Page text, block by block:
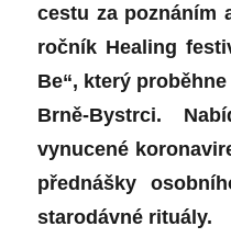
cestu za poznáním
ročník Healing
Be“, který
Brně-Bystrci.
vynucené
přednášky
starodávné rituály.